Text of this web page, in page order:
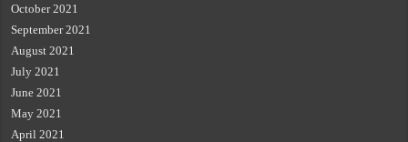
October 2021
September 2021
August 2021
July 2021
June 2021
May 2021
April 2021